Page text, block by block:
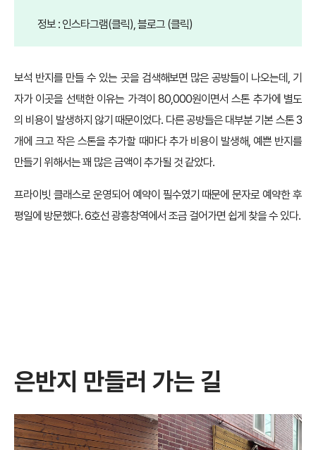
정보 : 인스타그램(클릭), 블로그 (클릭)
보석 반지를 만들 수 있는 곳을 검색해보면 많은 공방들이 나오는데, 기
자가 이곳을 선택한 이유는 가격이 80,000원이면서 스톤 추가에 별도
의 비용이 발생하지 않기 때문이었다. 다른 공방들은 대부분 기본 스톤 3
개에 크고 작은 스톤을 추가할 때마다 추가 비용이 발생해, 예쁜 반지를
만들기 위해서는 꽤 많은 금액이 추가될 것 같았다.
프라이빗 클래스로 운영되어 예약이 필수였기 때문에 문자로 예약한 후
평일에 방문했다. 6호선 광흥창역에서 조금 걸어가면 쉽게 찾을 수 있다.
은반지 만들러 가는 길